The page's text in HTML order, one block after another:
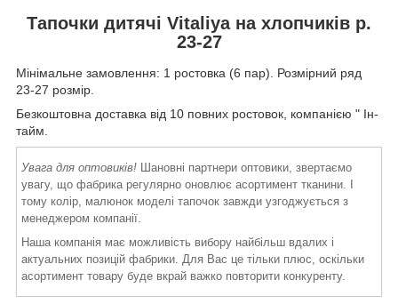
Тапочки дитячі Vitaliya на хлопчиків р.
23-27
Мінімальне замовлення: 1 ростовка (6 пар). Розмірний ряд
23-27 розмір.
Безкоштовна доставка від 10 повних ростовок, компанією " Ін-
тайм.
Увага для оптовиків! Шановні партнери оптовики, звертаємо
увагу, що фабрика регулярно оновлює асортимент тканини. І
тому колір, малюнок моделі тапочок завжди узгоджується з
менеджером компанії.
Наша компанія має можливість вибору найбільш вдалих і
актуальних позицій фабрики. Для Вас це тільки плюс, оскільки
асортимент товару буде вкрай важко повторити конкуренту.